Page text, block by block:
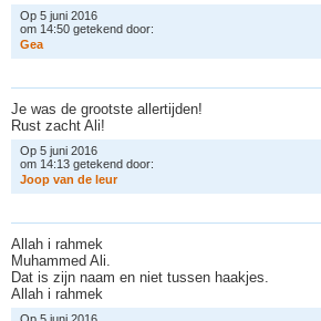
Op 5 juni 2016
om 14:50 getekend door:
Gea
Je was de grootste allertijden!
Rust zacht Ali!
Op 5 juni 2016
om 14:13 getekend door:
Joop van de leur
Allah i rahmek
Muhammed Ali.
Dat is zijn naam en niet tussen haakjes.
Allah i rahmek